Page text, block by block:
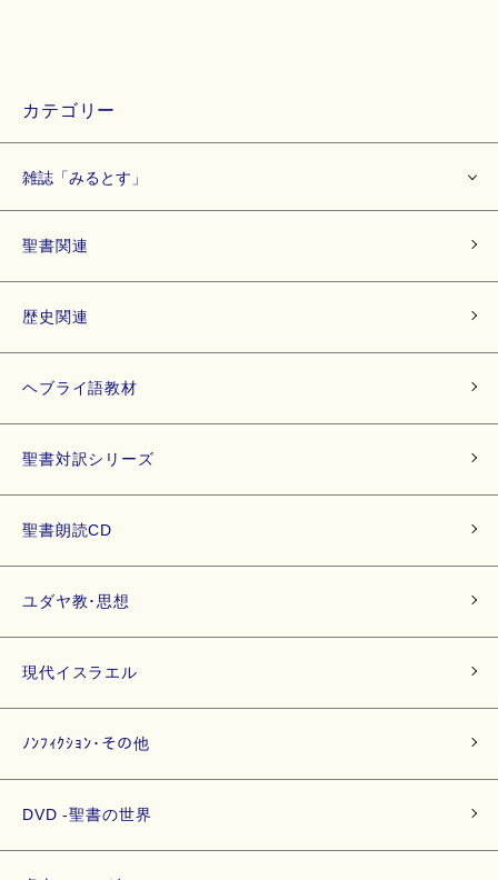
カテゴリー
雑誌「みるとす」
聖書関連
歴史関連
ヘブライ語教材
聖書対訳シリーズ
聖書朗読CD
ユダヤ教･思想
現代イスラエル
ﾉﾝﾌｨｸｼｮﾝ･その他
DVD -聖書の世界